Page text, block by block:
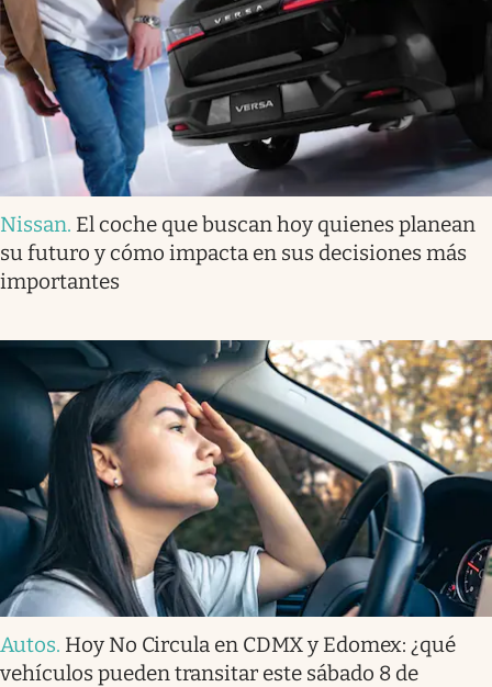
Nissan. El coche que buscan hoy quienes planean
su futuro y cómo impacta en sus decisiones más
importantes
Autos. Hoy No Circula en CDMX y Edomex: ¿qué
vehículos pueden transitar este sábado 8 de